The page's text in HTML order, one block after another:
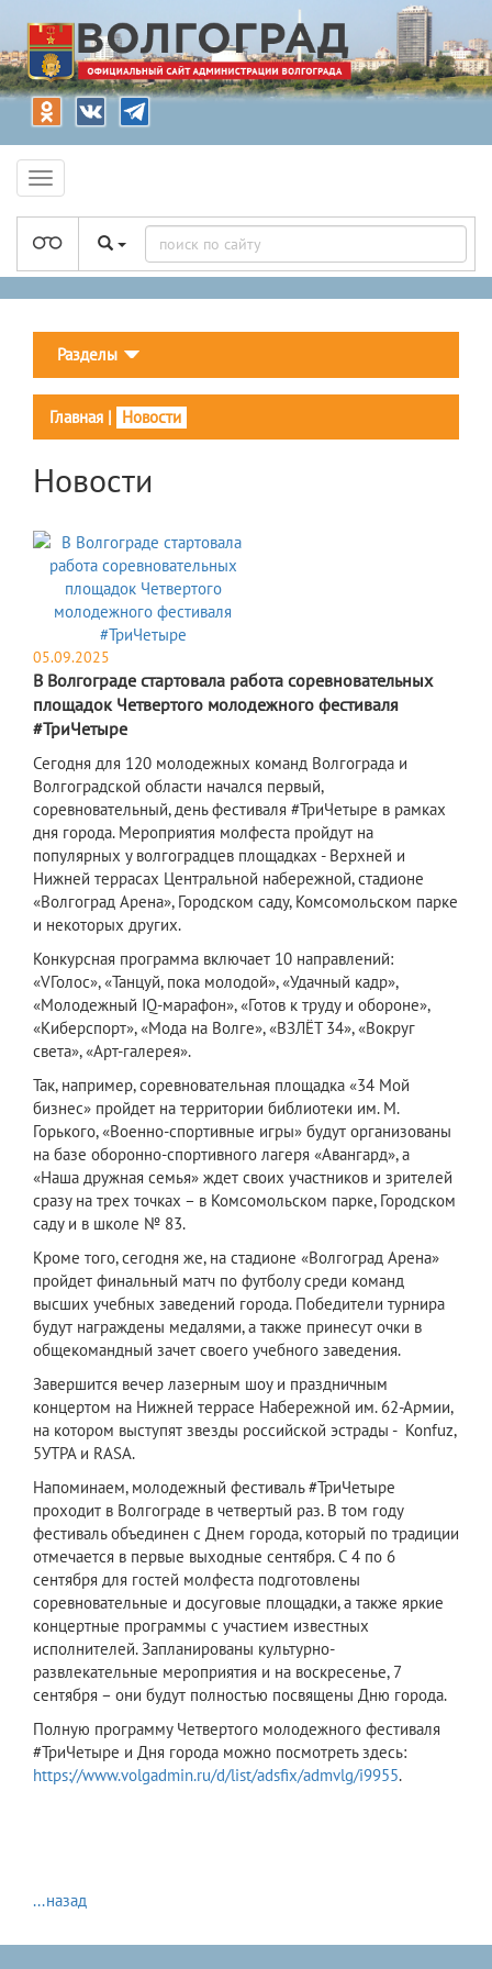
Разделы
Главная | Новости
Новости
05.09.2025
В Волгограде стартовала работа соревновательных
площадок Четвертого молодежного фестиваля
#ТриЧетыре
Сегодня для 120 молодежных команд Волгограда и
Волгоградской области начался первый,
соревновательный, день фестиваля #ТриЧетыре в рамках
дня города. Мероприятия молфеста пройдут на
популярных у волгоградцев площадках - Верхней и
Нижней террасах Центральной набережной, стадионе
«Волгоград Арена», Городском саду, Комсомольском парке
и некоторых других.
​Конкурсная программа включает 10 направлений:
«VГолос», «Танцуй, пока молодой», «Удачный кадр»,
«Молодежный IQ-марафон», «Готов к труду и обороне»,
«Киберспорт», «Мода на Волге», «ВЗЛЁТ 34», «Вокруг
света», «Арт-галерея».
Так, например, соревновательная площадка «34 Мой
бизнес» пройдет на территории библиотеки им. М.
Горького, «Военно-спортивные игры» будут организованы
на базе оборонно-спортивного лагеря «Авангард», а
«Наша дружная семья» ждет своих участников и зрителей
сразу на трех точках – в Комсомольском парке, Городском
саду и в школе № 83.
Кроме того, сегодня же, на стадионе «Волгоград Арена»
пройдет финальный матч по футболу среди команд
высших учебных заведений города. Победители турнира
будут награждены медалями, а также принесут очки в
общекомандный зачет своего учебного заведения.
Завершится вечер лазерным шоу и праздничным
концертом на Нижней террасе Набережной им. 62-Армии,
на котором выступят звезды российской эстрады - Konfuz,
5УТРА и RASA.
Напоминаем, молодежный фестиваль #ТриЧетыре
проходит в Волгограде в четвертый раз. В том году
фестиваль объединен с Днем города, который по традиции
отмечается в первые выходные сентября. С 4 по 6
сентября для гостей молфеста подготовлены
соревновательные и досуговые площадки, а также яркие
концертные программы с участием известных
исполнителей. Запланированы культурно-
развлекательные мероприятия и на воскресенье, 7
сентября – они будут полностью посвящены Дню города.
Полную программу Четвертого молодежного фестиваля
#ТриЧетыре и Дня города можно посмотреть здесь:
https://www.volgadmin.ru/d/list/adsfix/admvlg/i9955.
...назад